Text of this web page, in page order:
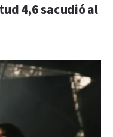
4,6 sacudió al